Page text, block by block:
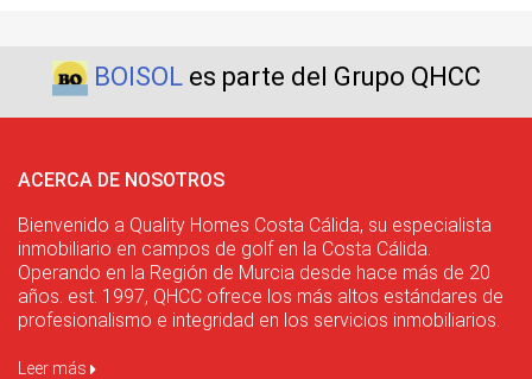
BOISOLes parte del Grupo QHCC
ACERCA DE NOSOTROS
Bienvenido a Quality Homes Costa Cálida, su especialista
inmobiliario en campos de golf en la Costa Cálida.
Operando en la Región de Murcia desde hace más de 20
años. est. 1997, QHCC ofrece los más altos estándares de
profesionalismo e integridad en los servicios inmobiliarios.
Leer más